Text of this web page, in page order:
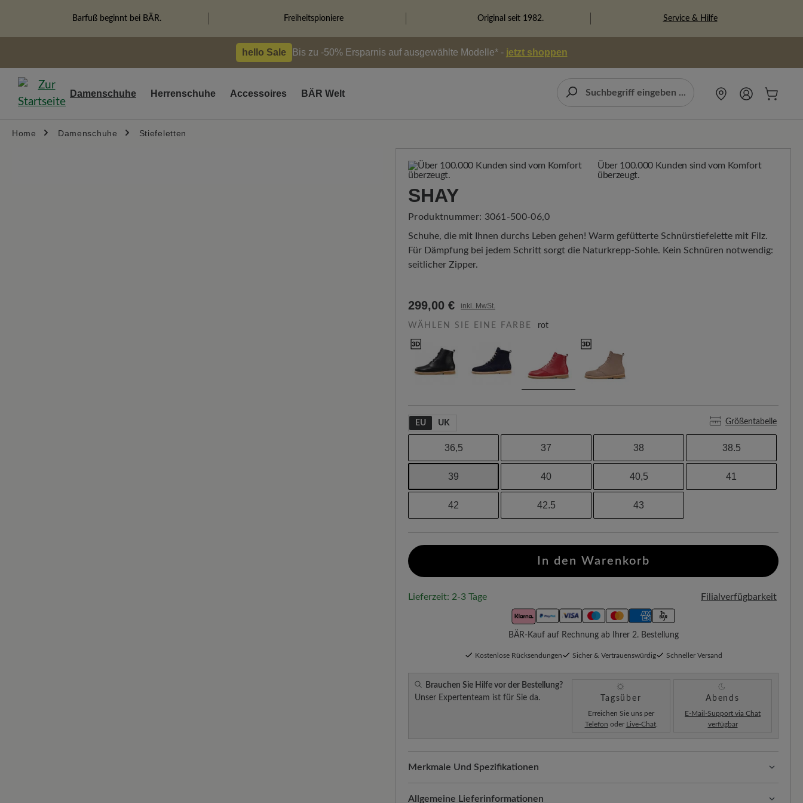
Zur Hauptnavigation springen
Barfuß beginnt bei BÄR. Freiheitspioniere Original seit 1982. Service & Hilfe
hello Sale Bis zu -50% Ersparnis auf ausgewählte Modelle* - jetzt shoppen
Damenschuhe Herrenschuhe Accessoires BÄR Welt
Home Damenschuhe Stiefeletten
Über 100.000 Kunden sind vom Komfort
überzeugt.
SHAY
Produktnummer: 3061-500-06,0
Schuhe, die mit Ihnen durchs Leben gehen! Warm gefütterte Schnürstiefelette mit Filz.
Für Dämpfung bei jedem Schritt sorgt die Naturkrepp-Sohle. Kein Schnüren notwendig:
seitlicher Zipper.
299,00 € inkl. MwSt.
WÄHLEN SIE EINE FARBE rot
EU UK Größentabelle
36,5 37 38 38.5
39 40 40,5 41
42 42.5 43
In den Warenkorb
Lieferzeit: 2-3 Tage Filialverfügbarkeit
BÄR-Kauf auf Rechnung ab Ihrer 2. Bestellung
Kostenlose Rücksendungen Sicher & Vertrauenswürdig Schneller Versand
Brauchen Sie Hilfe vor der Bestellung?
Unser Expertenteam ist für Sie da.
Tagsüber
Erreichen Sie uns per
Telefon oder Live-Chat.
Abends
E-Mail-Support via Chat
verfügbar
Merkmale Und Spezifikationen
Freeyourfeet!Die perfekte Passform mit 100% Zehenfreiheit. Natürlich geformte
Schuhe, handgefertigt hergestellt.
Allgemeine Lieferinformationen